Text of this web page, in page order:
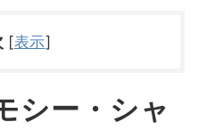
[表示]
シー・シャ